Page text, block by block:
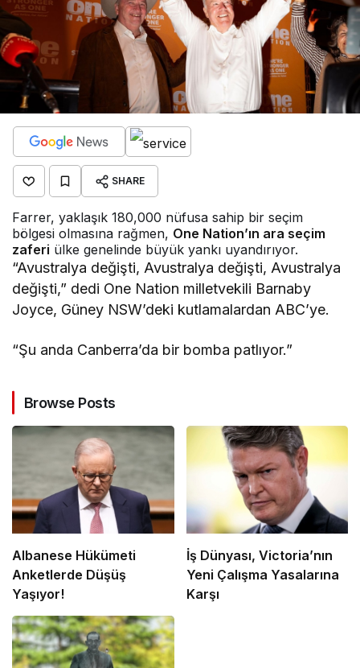
SHARE
Farrer, yaklaşık 180,000 nüfusa sahip bir seçim
bölgesi olmasına rağmen, One Nation’ın ara seçim
zaferi ülke genelinde büyük yankı uyandırıyor.
“Avustralya değişti, Avustralya değişti, Avustralya
değişti,” dedi One Nation milletvekili Barnaby
Joyce, Güney NSW’deki kutlamalardan ABC’ye.
“Şu anda Canberra’da bir bomba patlıyor.”
Browse Posts
Albanese Hükümeti
Anketlerde Düşüş
Yaşıyor!
İş Dünyası, Victoria’nın
Yeni Çalışma Yasalarına
Karşı